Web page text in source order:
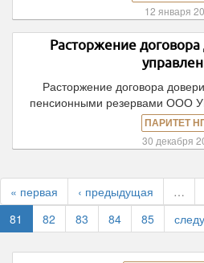
12 января
Расторжение
Расторжение договора
пенсионными резервами ООО
ПАРИТЕТ
30 декабря
« первая ‹ предыдущая …
81
82 83 84 85